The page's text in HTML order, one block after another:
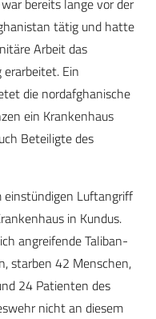
bereits lange vor der
tätig und hatte
Arbeit das
Ein
die nordafghanische
ein Krankenhaus
Beteiligte des
einstündigen Luftangriff
in Kundus.
angreifende Taliban-
starben 42 Menschen,
24 Patienten des
nicht an diesem